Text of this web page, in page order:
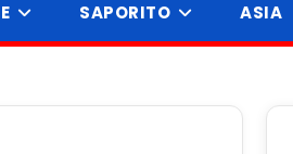
SAPORITO ASIA